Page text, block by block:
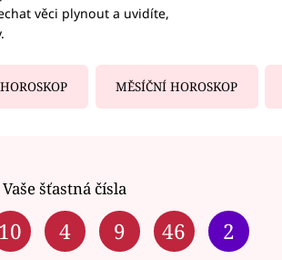
věci plynout a uvidíte,
MĚSÍČNÍ HOROSKOP
Vaše šťastná čísla
10 4 9 46 2